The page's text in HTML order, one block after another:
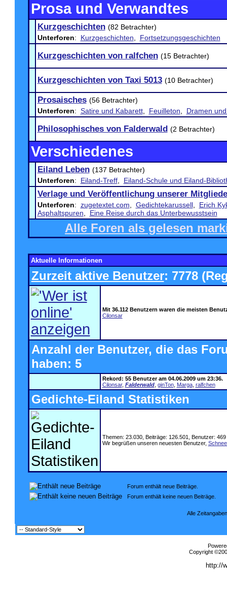
Prosa und Verwandtes
Kurzgeschichten (82 Betrachter)
Unterforen: Kurzgeschichten Fortsetzungsgeschichten
Kurzgeschichten von ralfchen (15 Betrachter)
Kurzgeschichten von Taxi 5013 (10 Betrachter)
Prosaisches (56 Betrachter)
Unterforen: Satire und Kabarett, Feuilleton Dramen
Philosophisches von Falderwald (2 Betrachter)
Verschiedenes
Eiland Leben (137 Betrachter)
Unterforen: Eiland-Treff, Eiland-Schule und Eiland-
Verlage und Veröffentlichung unserer
Unterforen: zugetextet.com Gedichtekarussell,
Erich
Asphaltspuren
Eine Reise durch das Unterbewusstsein
Alle Foren als gelesen
Aktuelle Informationen
Zurzeit aktive Benutzer: 7778
Mit 36.112 Benutzern waren die meisten
Cilonsar
Anzahl der Benutzer, die das
haben: 5
Rekord: 55 Benutzer am 04.06.2009 um 23:36.
Cilonsar, Falderwald, ginTon, Marga, ralfchen
Gedichte-Eiland Statistiken
Themen: 23.030, Beiträge: 126.501, Benutzer: 469
Wir begrüßen unseren neuesten Benutzer,
Forum enthält neue Beiträge.
Forum enthält keine neuen Beiträge.
Alle
Copyright
http://